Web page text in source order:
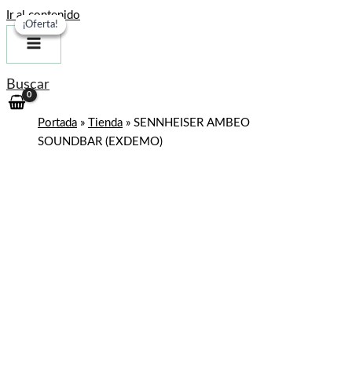
Ir al contenido
Buscar
Portada » Tienda » SENNHEISER AMBEO
SOUNDBAR (EXDEMO)
¡Oferta!
¡Oferta!
¡Oferta!